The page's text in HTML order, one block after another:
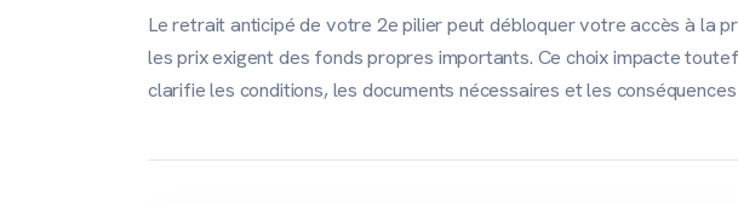
Le retrait anticipé de votre 2e pilier peut débloquer votre accès à la
les prix exigent des fonds propres importants. Ce choix impacte
clarifie les conditions, les documents nécessaires et les